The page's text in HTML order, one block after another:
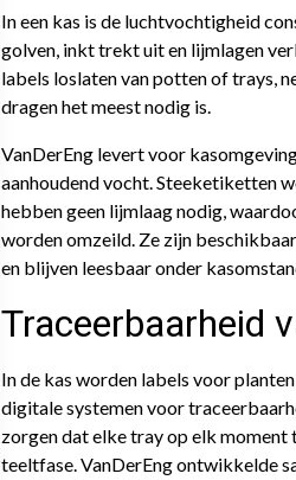
In een kas is de luchtvochtigheid
golven, inkt trekt uit en lijmlagen
labels loslaten van potten of trays,
dragen het meest nodig is.
VanDerEng levert voor
aanhoudend vocht. Steeketiketten
hebben geen lijmlaag nodig,
worden omzeild. Ze zijn
en blijven leesbaar onder
Traceerbaarheid
In de kas worden labels voor
digitale systemen voor
zorgen dat elke tray op elk
teeltfase. VanDerEng ontwikkelde